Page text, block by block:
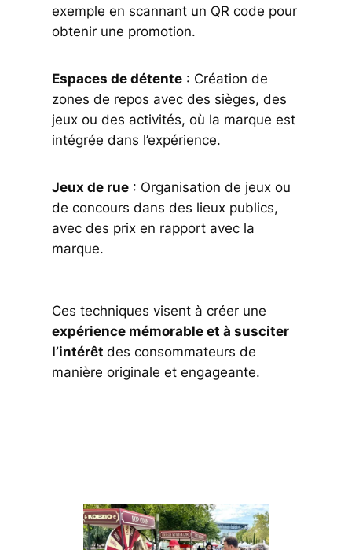
exemple en scannant un QR code pour
obtenir une promotion.
Espaces de détente : Création de
zones de repos avec des sièges, des
jeux ou des activités, où la marque est
intégrée dans l’expérience.
Jeux de rue : Organisation de jeux ou
de concours dans des lieux publics,
avec des prix en rapport avec la
marque.
Ces techniques visent à créer une
expérience mémorable et à susciter
l’intérêtdes consommateurs de
manière originale et engageante.